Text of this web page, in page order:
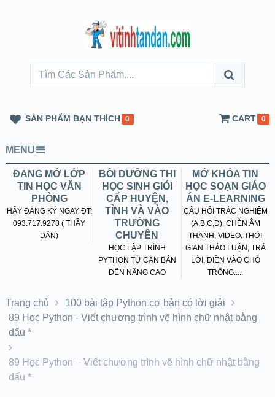
SẢN PHẨM BẠN THÍCH 0 CART 0
MENU
ĐANG MỞ LỚP
TIN HỌC VĂN
PHÒNG
HÃY ĐĂNG KÝ NGAY ĐT:
093.717.9278 ( THẦY
DÂN)
BỒI DƯỠNG THI
HỌC SINH GIỎI
CẤP HUYỆN,
TỈNH VÀ VÀO
TRƯỜNG
CHUYÊN
HỌC LẬP TRÌNH
PYTHON TỪ CĂN BẢN
ĐẾN NÂNG CAO
MỞ KHÓA TIN
HỌC SOẠN GIÁO
ÁN E-LEARNING
CÂU HỎI TRẮC NGHIỆM
(A,B,C,D), CHÈN ÂM
THANH, VIDEO, THỜI
GIAN THẢO LUẬN, TRẢ
LỜI, ĐIỀN VÀO CHỖ
TRỐNG.....
Trang chủ
100 bài tập Python cơ bản có lời giải
89 Học Python - Viết chương trình vẽ hình chữ nhật bằng
dấu *
89 Học Python – Viết chương trình vẽ hình chữ nhật bằng
dấu *